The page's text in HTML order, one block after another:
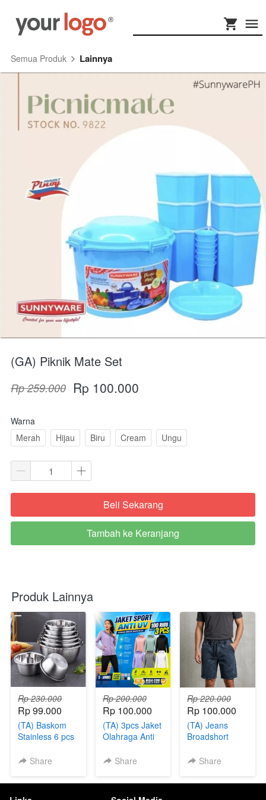
Semua Produk Lainnya
(GA) Piknik Mate Set
Rp 259.000 Rp 100.000
Warna
Merah
Hijau Biru Cream Ungu
`Beli Sekarang
`
Tambah ke Keranjang
Produk Lainnya
Rp 230.000
Rp 99.000
(TA) Baskom
Stainless 6 pcs
Share
Rp 200.000
Rp 100.000
(TA) 3pcs Jaket
Olahraga Anti
Share
Rp 220.000
Rp 100.000
(TA) Jeans
Broadshort
Share